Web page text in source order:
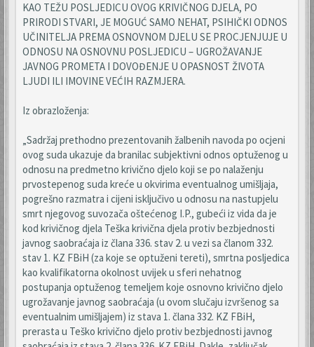
KAO TEŽU POSLJEDICU OVOG KRIVIČNOG DJELA, PO
PRIRODI STVARI, JE MOGUĆ SAMO NEHAT, PSIHIČKI ODNOS
UČINITELJA PREMA OSNOVNOM DJELU SE PROCJENJUJE U
ODNOSU NA OSNOVNU POSLJEDICU – UGROŽAVANJE
JAVNOG PROMETA I DOVOĐENJE U OPASNOST ŽIVOTA
LJUDI ILI IMOVINE VEĆIH RAZMJERA.
Iz obrazloženja:
„Sadržaj prethodno prezentovanih žalbenih navoda po ocjeni
ovog suda ukazuje da branilac subjektivni odnos optuženog u
odnosu na predmetno krivično djelo koji se po nalaženju
prvostepenog suda kreće u okvirima eventualnog umišljaja,
pogrešno razmatra i cijeni isključivo u odnosu na nastupjelu
smrt njegovog suvozača oštećenog I.P., gubeći iz vida da je
kod krivičnog djela Teška krivična djela protiv bezbjednosti
javnog saobraćaja iz člana 336. stav 2. u vezi sa članom 332.
stav 1. KZ FBiH (za koje se optuženi tereti), smrtna posljedica
kao kvalifikatorna okolnost uvijek u sferi nehatnog
postupanja optuženog temeljem koje osnovno krivično djelo
ugrožavanje javnog saobraćaja (u ovom slučaju izvršenog sa
eventualnim umišljajem) iz stava 1. člana 332. KZ FBiH,
prerasta u Teško krivično djelo protiv bezbjednosti javnog